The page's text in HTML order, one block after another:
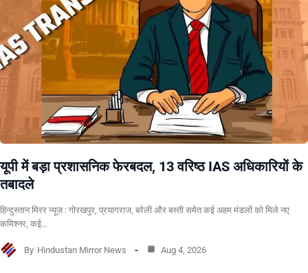
यूपी में बड़ा प्रशासनिक फेरबदल, 13 वरिष्ठ IAS अधिकारियों के
तबादले
हिन्दुस्तान मिरर न्यूज़ : गोरखपुर, प्रयागराज, बरेली और बस्ती समेत कई अहम मंडलों को मिले नए
कमिश्नर, कई…
By Hindustan Mirror News Aug 4, 2026